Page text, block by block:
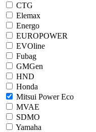
CTG
Elemax
Energo
EUROPOWER
EVOline
Fubag
GMGen
HND
Honda
Mitsui Power Eco
MVAE
SDMO
Yamaha